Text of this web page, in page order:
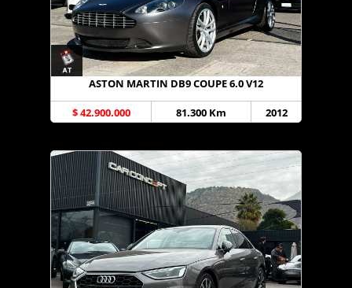
ASTON MARTIN DB9 COUPE 6.0 V12
$ 42.900.000 81.300 Km 2012